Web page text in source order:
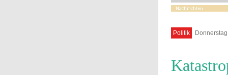
Politik